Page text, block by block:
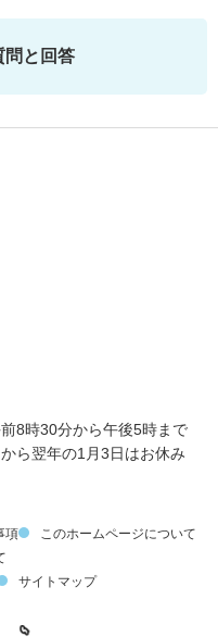
問と回答
8時30分から午後5時まで
ら翌年の1月3日はお休み
項
このホームページについて
サイトマップ